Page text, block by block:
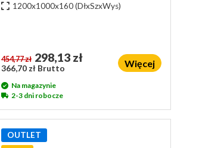
1200x1000x160(DłxSzxWys)
454,77 zł 298,13 zł
366,70 zł Brutto Więcej
Na magazynie
2-3 dni robocze
OUTLET